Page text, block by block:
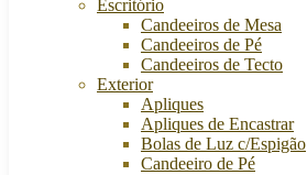
Escritório
Candeeiros de Mesa
Candeeiros de Pé
Candeeiros de Tecto
Exterior
Apliques
Apliques de Encastrar
Bolas de Luz c/Espigão
Candeeiro de Pé